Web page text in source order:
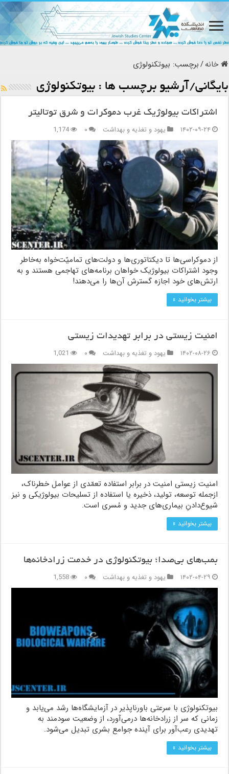
خانه/برچسب: بیوتکنولوژی
بایگانی/آرشیو برچسب ها :بیوتکنولوژی
اشتراکات بیولوژیک غرب دموکرات و شرق توتالیتر
۱۴۰۲-۰۹-۲۴
یهود و تغذیه و بهداشت ۰ 1,174
از دموکراسی‌ها تا دیکتاتوری‌ها و دولت‌های تمامیّت‌خواه به‌خاطر
وجود اشتراکات بیولوژیک خواهان برنامه‌های تهاجمی هستند و به
ارتش‌های خود اجازه گسترش آن‌ها را می‌دهند!
بیشتر بخوانید »
امنیت زیستی در برابر تهدیدات زیستی
۱۴۰۲-۰۸-۲۶
یهود و تغذیه و بهداشت ۰ 1,021
امنیت زیستی امنیت در برابر استفاده تعمّدی از عوامل خطرناک،
ازجمله توسعه، تولید، ذخیره یا استفاده از تسلیحات بیولوژیکی و نیز
شیوع‌دادنِ بیماری‌های جدید و مُسری است.
بیشتر بخوانید »
بمب‌های بی‌صدا؛ بیوتکنولوژی در خدمت زرادخانه‌ها
۱۴۰۲-۰۴-۲۹
یهود و تغذیه و بهداشت ۰ 1,558
بیوتکنولوژی با سرعتی باورناپذیر در آزمایشگاه‌ها رشد می‌یابد و
زمانی که سر از زرادخانه‌ها درمی‌آورد، از وضعیت سودمند به
تهدیدی رعب‌آور برای آینده جوامع بشری تبدیل می‌شود.
بیشتر بخوانید »